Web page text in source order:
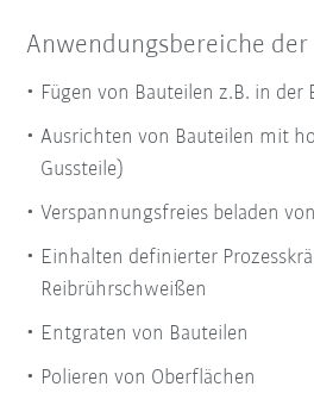
Anwendungsbereiche
Fügen von Bauteilen z.B. in
Ausrichten von Bauteilen mit
Gussteile)
Verspannungsfreies beladen
Einhalten definierter
Reibrührschweißen
Entgraten von Bauteilen
Polieren von Oberflächen